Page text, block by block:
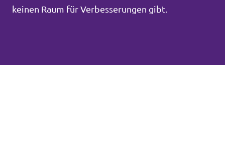
keinen Raum für Verbesserungen gibt.